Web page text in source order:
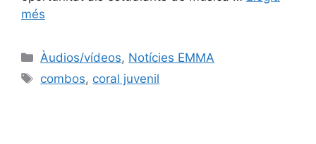
més
Àudios/vídeos, Notícies EMMA
combos, coral juvenil